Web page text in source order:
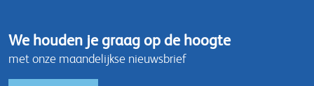
We houden je graag op de hoogte
met onze maandelijkse nieuwsbrief